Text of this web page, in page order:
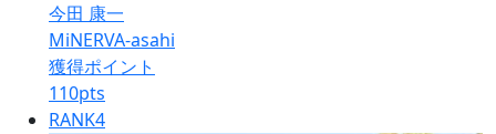
今田 康一
MiNERVA-asahi
獲得ポイント
110pts
RANK4